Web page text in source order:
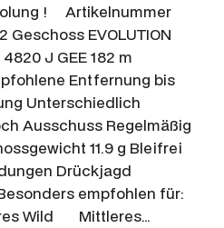
! Artikelnummer
Geschoss EVOLUTION
J GEE 182 m
Entfernung bis
Unterschiedlich
Ausschuss Regelmäßig
11.9 g Bleifrei
Drückjagd
empfohlen für:
Wild Mittleres…